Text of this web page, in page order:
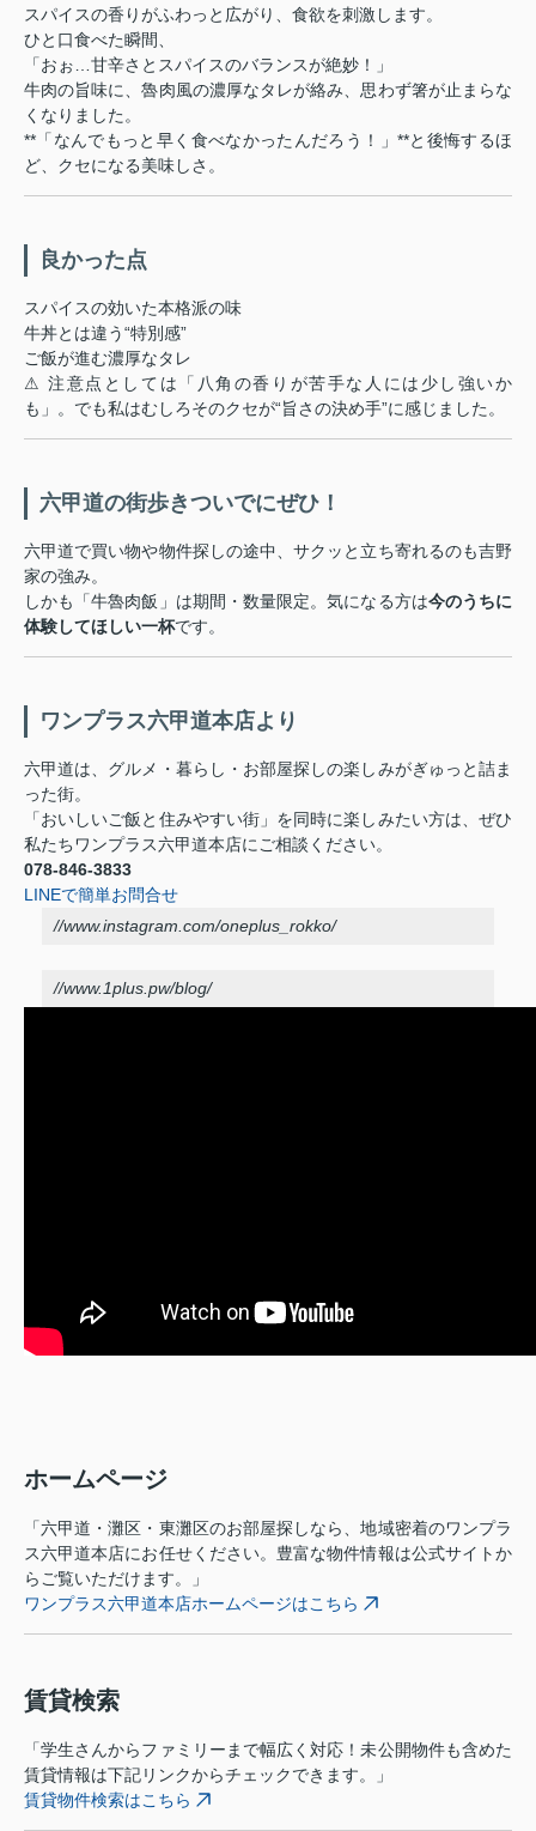
スパイスの香りがふわっと広がり、食欲を刺激します。
ひと口食べた瞬間、
「おぉ…甘辛さとスパイスのバランスが絶妙！」
牛肉の旨味に、魯肉風の濃厚なタレが絡み、思わず箸が止まらな
くなりました。
**「なんでもっと早く食べなかったんだろう！」**と後悔するほ
ど、クセになる美味しさ。
良かった点
スパイスの効いた本格派の味
牛丼とは違う“特別感”
ご飯が進む濃厚なタレ
⚠ 注意点としては「八角の香りが苦手な人には少し強いか
も」。でも私はむしろそのクセが“旨さの決め手”に感じました。
六甲道の街歩きついでにぜひ！
六甲道で買い物や物件探しの途中、サクッと立ち寄れるのも吉野
家の強み。
しかも「牛魯肉飯」は期間・数量限定。気になる方は今のうちに
体験してほしい一杯です。
ワンプラス六甲道本店より
六甲道は、グルメ・暮らし・お部屋探しの楽しみがぎゅっと詰ま
った街。
「おいしいご飯と住みやすい街」を同時に楽しみたい方は、ぜひ
私たちワンプラス六甲道本店にご相談ください。
078-846-3833
LINEで簡単お問合せ
//www.instagram.com/oneplus_rokko/
//www.1plus.pw/blog/
ホームページ
「六甲道・灘区・東灘区のお部屋探しなら、地域密着のワンプラ
ス六甲道本店にお任せください。豊富な物件情報は公式サイトか
らご覧いただけます。」
ワンプラス六甲道本店ホームページはこちら
賃貸検索
「学生さんからファミリーまで幅広く対応！未公開物件も含めた
賃貸情報は下記リンクからチェックできます。」
賃貸物件検索はこちら